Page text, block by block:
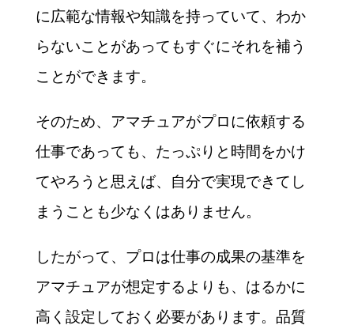
に広範な情報や知識を持っていて、わか
らないことがあってもすぐにそれを補う
ことができます。
そのため、アマチュアがプロに依頼する
仕事であっても、たっぷりと時間をかけ
てやろうと思えば、自分で実現できてし
まうことも少なくはありません。
したがって、プロは仕事の成果の基準を
アマチュアが想定するよりも、はるかに
高く設定しておく必要があります。品質